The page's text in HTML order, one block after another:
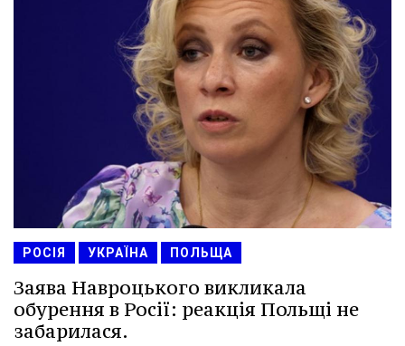
РОСІЯ УКРАЇНА ПОЛЬЩА
Заява Навроцького викликала
обурення в Росії: реакція Польщі не
забарилася.